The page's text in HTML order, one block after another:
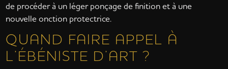
de procéder à un léger ponçage de finition et à une
nouvelle onction protectrice.
QUAND FAIRE APPEL À
L’ÉBÉNISTE D’ART ?